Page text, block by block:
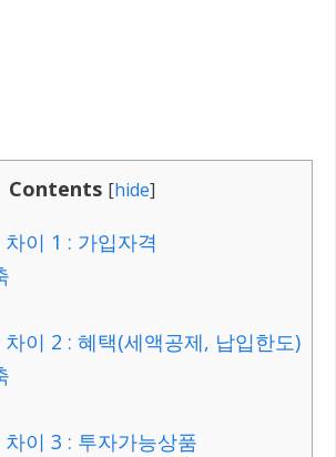
Contents [hide]
이 1 : 가입자격
차이 2 : 혜택(세액공제, 납입한도)
차이 3 : 투자가능상품